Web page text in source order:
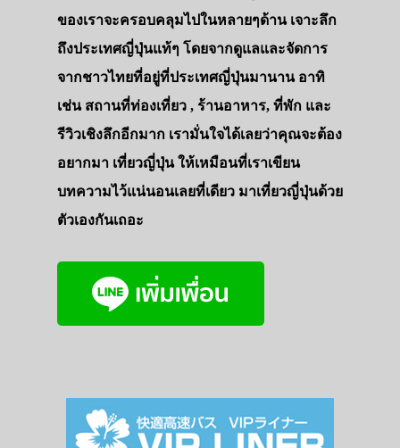
ของเราจะครอบคลุมไปในหลายๆด้าน เจาะลึก
ถึงประเทศญี่ปุ่นแท้ๆ โดยจากดูแลและจัดการ
จากชาวไทยที่อยู่ที่ประเทศญี่ปุ่นมานาน อาทิ
เช่น สถานที่ท่องเที่ยว , ร้านอาหาร, ที่พัก และ
รีวิวเชิงลึกอีกมาก เรามั่นใจได้เลยว่าคุณจะต้อง
อยากมา เที่ยวญี่ปุ่น ให้เหมือนที่เราเขียน
บทความไว้แน่นอนเลยที่เดียว มาเที่ยวญี่ปุ่นด้วย
ตัวเองกันเถอะ